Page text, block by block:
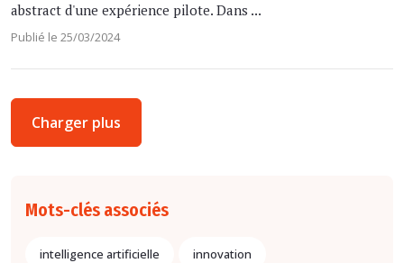
abstract d'une expérience pilote. Dans ...
Publié le 25/03/2024
Charger plus
Mots-clés associés
intelligence artificielle innovation